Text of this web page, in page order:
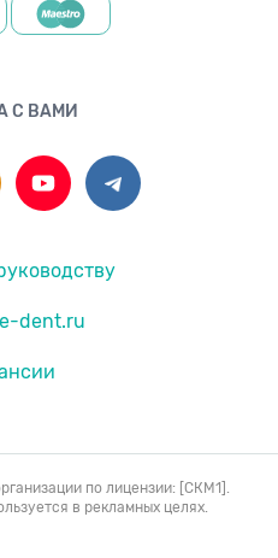
С ВАМИ
dent.ru
по лицензии: [СКМ1].
в рекламных целях.